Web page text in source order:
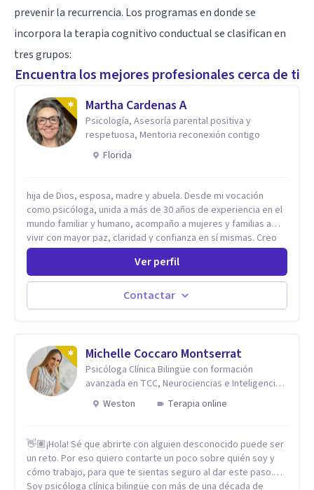
prevenir la recurrencia. Los programas en donde se
incorpora la terapia cognitivo conductual se clasifican en
tres grupos:
Encuentra los mejores profesionales cerca de ti
Martha Cardenas A
Psicología, Asesoría parental positiva y
respetuosa, Mentoria reconexión contigo
Florida
hija de Dios, esposa, madre y abuela. Desde mi vocación
como psicóloga, unida a más de 30 años de experiencia en el
mundo familiar y humano, acompaño a mujeres y familias a
vivir con mayor paz, claridad y confianza en sí mismas. Creo
profundamente que la vida está hecha de etapas, y que cada
ciclo —personal, emocional, espiritual y familiar— trae
oportunidades de crecimiento. Por eso utilizo una
combinación de psicología positiva, enfoque humanista,
herramientas contemporáneas de bienestar mental y
eres. Mi misión es ayudarte a ordenar tu mundo interior, sanar
lo que aún pesa, fortalecer tu autoestima, transformar la
relación contigo misma y con quienes amas, y enseñarte
herramientas prácticas para navegar la vida familiar con amor,
límites sanos, serenidad y propósito. Trabajo desde una
terapéuticos transformadores, cálidos y profundamente
humanos. Te acompaño a encontrar claridad, paz y propósito
en cada etapa de tu vida.
Ver perfil
Contactar
Michelle Coccaro Montserrat
Psicóloga Clínica Bilingüe con formación
avanzada en TCC, Neurociencias e Inteligencia
Emocional.
Weston Terapia online
👋🏽¡Hola! Sé que abrirte con alguien desconocido puede ser
un reto. Por eso quiero contarte un poco sobre quién soy y
cómo trabajo, para que te sientas seguro al dar este paso.
Soy psicóloga clínica bilingüe con más de una década de